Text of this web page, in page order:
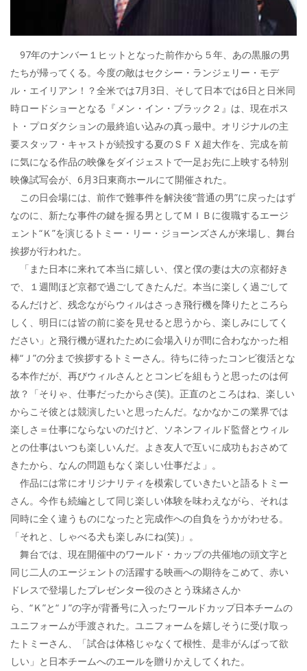
97年のナンバー１ヒットとなった前作から５年、あの黒服の男
たちが帰ってくる。今度の敵はセクシー・ランジェリー・モデ
ル・エイリアン！？全米では7月3日、そして日本では6日と日米同
時ロードショーとなる『メン・イン・ブラック２』は、現在ポス
ト・プロダクションの最終追い込みの真っ最中。オリジナルの主
要スタッフ・キャストが続投する夏のＳＦＸ超大作を、完成を前
に気になる作品の映像をダイジェストで一足お先に上映する特別
映像試写会が、6月3日東商ホールにて開催された。
この日会場には、前作で難事件を解決後“普通の男”に戻ったはず
なのに、新たな事件の鍵を握る男としてＭＩＢに復職するエージ
ェント“Ｋ”を演じるトミー・リー・ジョーンズさんが来場し、舞台
挨拶が行われた。
「また日本に来れて本当に嬉しい、僕と僕の妻は大の京都好き
で、１週間ほど京都で過ごしてきたんだ。本当に楽しく過ごして
るんだけど、残念ながらウィルはさっき飛行機を降りたところら
しく、明日には皆の前に姿を見せると思うから、楽しみにしてく
ださい」と飛行機が遅れたために会場入りが間に合わなかった相
棒“Ｊ”の分まで挨拶するトミーさん。待ちに待ったコンビ復活とな
る本作だが、再びウィルさんととコンビを組もうと思ったのは何
故？「そりゃ、仕事だったからさ(笑)。正直のところはね、楽しい
からこそ彼とは競演したいと思ったんだ。なかなかこの業界では
楽しさ＝仕事にならないのだけど、ソネンフィルド監督とウィル
との仕事はいつも楽しいんだ。よき友人で互いに成功もおさめて
きたから、なんの問題もなく楽しい仕事だよ」。
作品には常にオリジナリティを模索していきたいと語るトミー
さん。今作も続編として同じ楽しい体験を味わえながら、それは
同時に全く違うものになったと完成作への自負をうかがわせる。
「それと、しゃべる犬も楽しみにね(笑)」。
舞台では、現在開催中のワールド・カップの共催地の頭文字と
同じ二人のエージェントの活躍する映画への期待をこめて、赤い
ドレスで登場したプレゼンター役のさとう珠緒さんか
ら、“Ｋ”と“Ｊ”の字が背番号に入ったワールドカップ日本チームの
ユニフォームが手渡された。ユニフォームを嬉しそうに受け取っ
たトミーさん、「試合は体格じゃなくて根性、是非がんばって欲
しい」と日本チームへのエールを贈りかえしてくれた。